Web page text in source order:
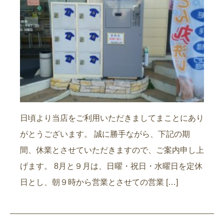
日頃より当店をご利用いただきましてまことにあり
がとうございます。 誠に勝手ながら、下記の期
間、休業とさせていただきますので、ご案内申し上
げます。 8月と９月は、日曜・祝日・水曜日を定休
日とし、朝９時から営業とさせての営業 […]